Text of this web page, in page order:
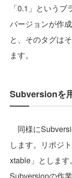
「0.1」という
バージョンが作
と、そのタグは
ます。
Subversionを
同様に
します。リポジ
xtable」としま